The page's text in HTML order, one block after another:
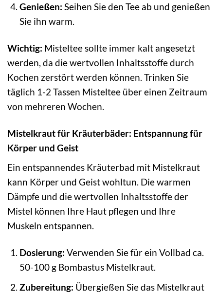
Genießen: Seihen Sie den Tee ab und genießen
Sie ihn warm.
Wichtig: Misteltee sollte immer kalt angesetzt
werden, da die wertvollen Inhaltsstoffe durch
Kochen zerstört werden können. Trinken Sie
täglich 1-2 Tassen Misteltee über einen Zeitraum
von mehreren Wochen.
Mistelkraut für Kräuterbäder: Entspannung für
Körper und Geist
Ein entspannendes Kräuterbad mit Mistelkraut
kann Körper und Geist wohltun. Die warmen
Dämpfe und die wertvollen Inhaltsstoffe der
Mistel können Ihre Haut pflegen und Ihre
Muskeln entspannen.
Dosierung: Verwenden Sie für ein Vollbad ca.
50-100 g Bombastus Mistelkraut.
Zubereitung: Übergießen Sie das Mistelkraut